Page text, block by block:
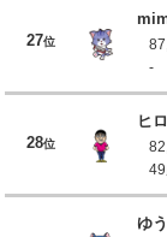
27位
-
28位
ヒ
ゆ